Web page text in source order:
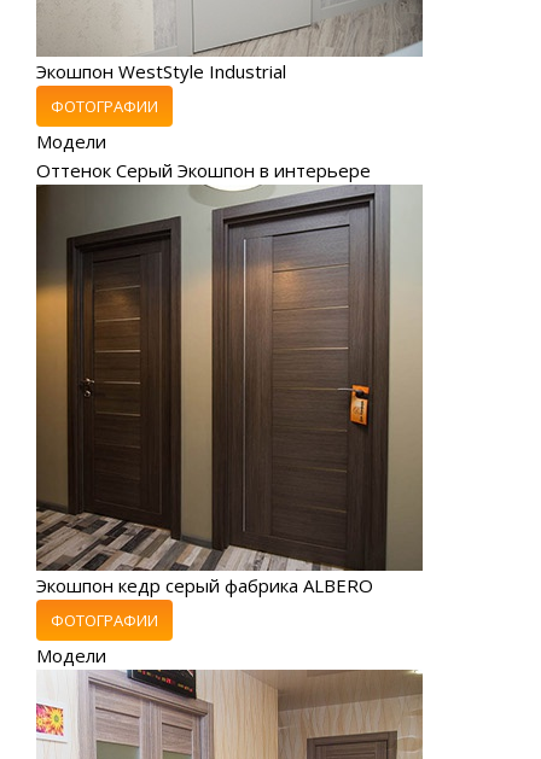
Экошпон WestStyle Industrial
ФОТОГРАФИИ
Модели
Оттенок Серый Экошпон в интерьере
Экошпон кедр серый фабрика ALBERO
ФОТОГРАФИИ
Модели